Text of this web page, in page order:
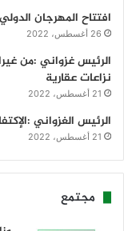
افتتاح المهرجان الدولي
26 أغسطس، 2022
الرئيس غزواني :من
نزاعات عقارية
21 أغسطس، 2022
الرئيس الغزواني
21 أغسطس، 2022
مجتمع